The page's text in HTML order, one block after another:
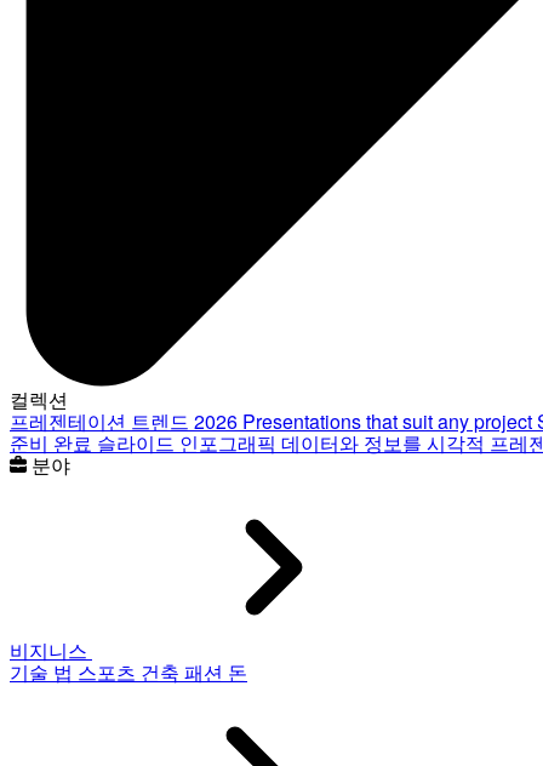
컬렉션
프레젠테이션 트렌드 2026 Presentations that suit any project
준비 완료 슬라이드 인포그래픽 데이터와 정보를 시각적 프레
분야
비지니스
기술 법 스포츠 건축 패션 돈